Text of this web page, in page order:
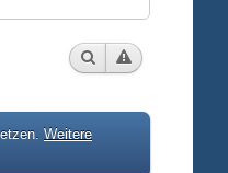
Weitere